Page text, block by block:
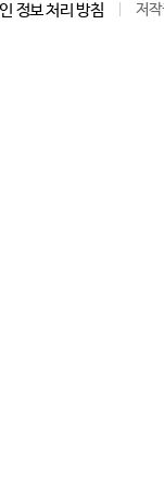
정보 처리 방침 저